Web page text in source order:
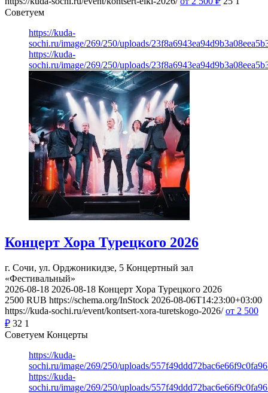
Советуем
https://kuda-
sochi.ru/image/269/250/uploads/
https://kuda-
sochi.ru/image/269/250/uploads/
Концерт Хора Турецкого 2026
г. Сочи, ул. Орджоникидзе, 5 Концертный зал
«Фестивальный»
2026-08-18 2026-08-18 Концерт Хора Турецкого 2026
2500 RUB https://schema.org/InStock 2026-08-06T14:23:00+03:00
https://kuda-sochi.ru/event/kontsert-xora-turetskogo-2026/ от 2 500
₽ 32 1
Советуем Концерты
https://kuda-
sochi.ru/image/269/250/uploads/
https://kuda-
sochi.ru/image/269/250/uploads/